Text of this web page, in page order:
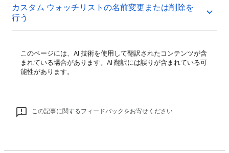
カスタム ウォッチリストの名前変更または削除を
行う
このページには、AI 技術を使用して翻訳されたコンテンツが含
まれている場合があります。AI 翻訳には誤りが含まれている可
能性があります。
この記事に関するフィードバックをお寄せください